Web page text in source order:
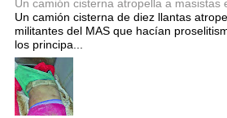
Un camión cisterna atropella a masistas
Un camión cisterna de diez llantas
militantes del MAS que hacían
los principa...